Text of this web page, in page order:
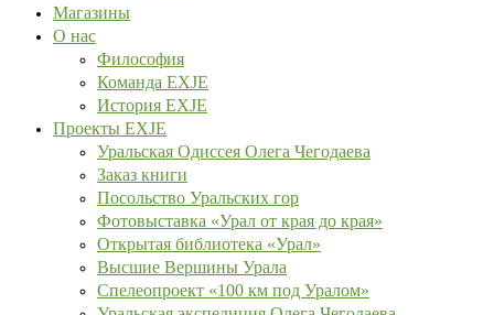
Магазины
О нас
Философия
Команда EXJE
История EXJE
Проекты EXJE
Уральская Одиссея Олега Чегодаева
Заказ книги
Посольство Уральских гор
Фотовыставка «Урал от края до края»
Открытая библиотека «Урал»
Высшие Вершины Урала
Спелеопроект «100 км под Уралом»